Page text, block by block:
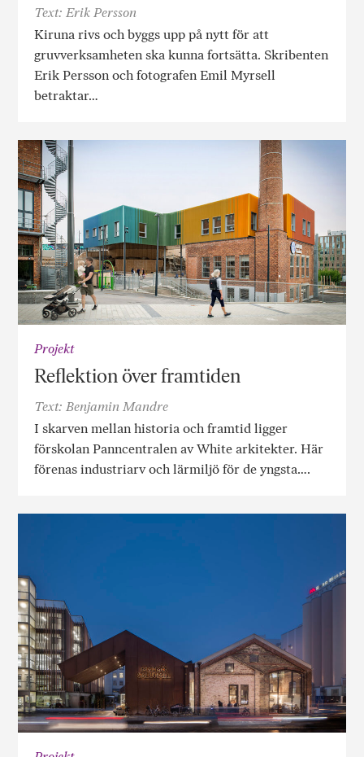
Text: Erik Persson
Kiruna rivs och byggs upp på nytt för att
gruvverksamheten ska kunna fortsätta. Skribenten
Erik Persson och fotografen Emil Myrsell
betraktar…
Projekt
Reflektion över framtiden
Text: Benjamin Mandre
I skarven mellan historia och framtid ligger
förskolan Panncentralen av White arkitekter. Här
förenas industriarv och lärmiljö för de yngsta….